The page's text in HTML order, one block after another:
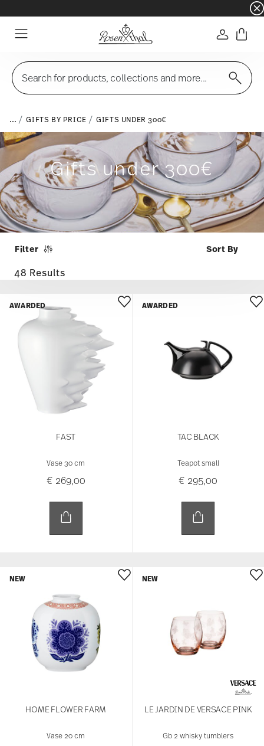
☀️ Summer SALE on selected items and
Login
Search for products, collections and more...
... GIFTS BY PRICE GIFTS UNDER 300€
Gifts under 300€
Filter
48 Results
FAST
Vase 30 cm
€ 269,00
AWARDED
TAC BLACK
Teapot small
€ 295,00
AWARDED
HOME FLOWER FARM
Vase 20 cm
NEW
LE JARDIN DE VERSACE PINK
Gb 2 whisky tumblers
NEW